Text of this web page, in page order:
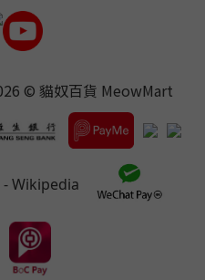
© 貓奴百貨 MeowMart